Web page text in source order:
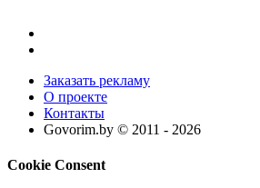
Заказать рекламу
О проекте
Контакты
Govorim.by © 2011 - 2026
Cookie Consent